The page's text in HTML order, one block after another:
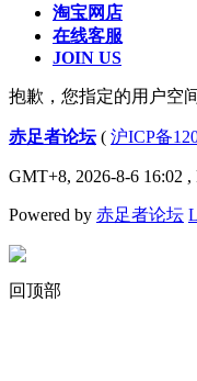
淘宝网店
在线客服
JOIN US
抱歉，您指定的用户空
赤足者论坛( 沪ICP备
GMT+8, 2026-8-6 16:02 ,
Powered by 赤足者论坛
回顶部